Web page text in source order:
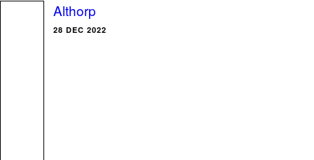
Althorp
28 DEC 2022